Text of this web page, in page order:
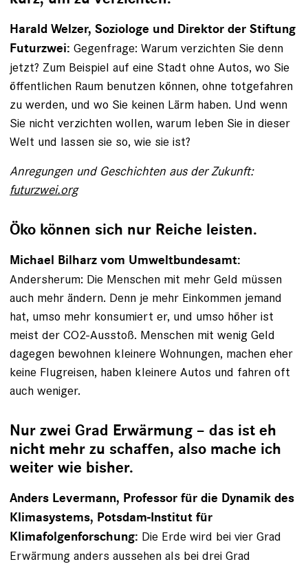
Harald Welzer, Soziologe und Direktor der Stiftung
Futurzwei: ­ Gegenfrage: Warum verzichten Sie denn
jetzt? Zum Beispiel auf eine Stadt ohne Autos, wo Sie
öffentlichen Raum benutzen ­können, ohne totgefahren
zu werden, und wo Sie keinen Lärm haben. Und wenn
Sie nicht verzichten wollen, warum leben Sie in dieser
Welt und lassen sie so, wie sie ist?
Anregungen und Geschichten aus der Zukunft:
futurzwei.org
Öko können sich nur Reiche leisten.
Michael Bilharz vom Umweltbundesamt:
Andersherum: Die ­Menschen mit mehr Geld müssen
auch mehr ändern. Denn je mehr Einkommen jemand
hat, umso mehr konsumiert er, und umso höher ist
meist der CO2-Ausstoß. Menschen mit wenig Geld
dagegen bewohnen kleinere Wohnungen, machen eher
keine Flugreisen, haben kleinere Autos und fahren oft
auch weniger.
Nur zwei Grad Erwärmung – das ist eh
nicht mehr zu schaffen, also mache ich
weiter wie bisher.
Anders Levermann, Professor für die Dynamik des
Klimasystems, Potsdam-Institut für
Klimafolgenforschung: Die Erde wird bei vier Grad
Erwärmung anders aussehen als bei drei Grad